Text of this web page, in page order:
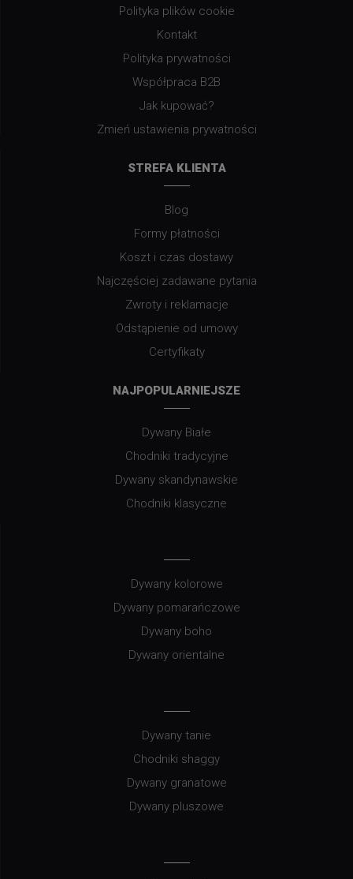
Polityka plików cookie
Kontakt
Polityka prywatności
Współpraca B2B
Jak kupować?
Zmień ustawienia prywatności
STREFA KLIENTA
Blog
Formy płatności
Koszt i czas dostawy
Najczęściej zadawane pytania
Zwroty i reklamacje
Odstąpienie od umowy
Certyfikaty
NAJPOPULARNIEJSZE
Dywany Białe
Chodniki tradycyjne
Dywany skandynawskie
Chodniki klasyczne
Dywany kolorowe
Dywany pomarańczowe
Dywany boho
Dywany orientalne
Dywany tanie
Chodniki shaggy
Dywany granatowe
Dywany pluszowe